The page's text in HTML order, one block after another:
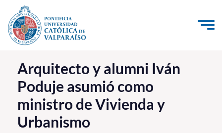
Click acá para ir directamente al contenido
La Universidad
Investigación, Creación e Innovación
PUCV Internacional
Vinculación con el Medio
Arquitecto y alumni Iván
Poduje asumió como
ministro de Vivienda y
Urbanismo